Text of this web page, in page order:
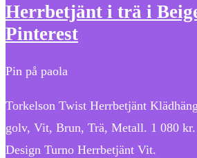
Herrbetjänt i trä i
Pinterest
Pin på paola
Torkelson Twist Herrbetjänt
golv, Vit, Brun, Trä, Metall. 1 080
Design Turno Herrbetjänt Vit.